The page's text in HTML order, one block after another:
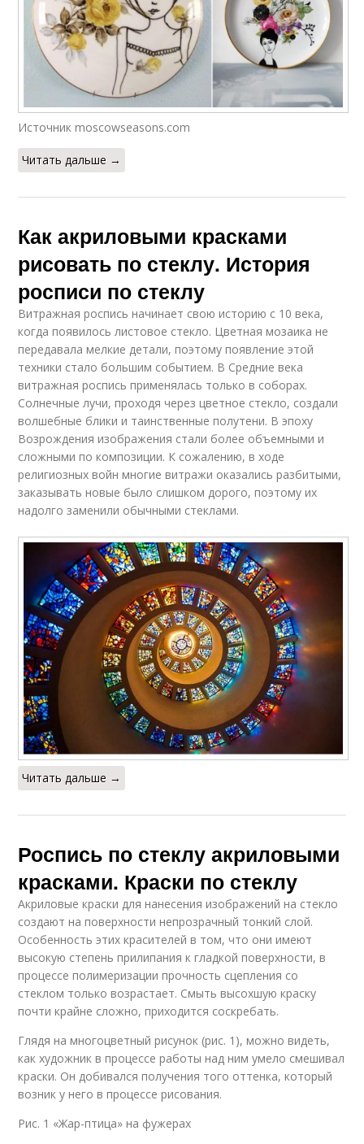
Источник moscowseasons.com
Читать дальше →
Как акриловыми красками
рисовать по стеклу. История
росписи по стеклу
Витражная роспись начинает свою историю с 10 века,
когда появилось листовое стекло. Цветная мозаика не
передавала мелкие детали, поэтому появление этой
техники стало большим событием. В Средние века
витражная роспись применялась только в соборах.
Солнечные лучи, проходя через цветное стекло, создали
волшебные блики и таинственные полутени. В эпоху
Возрождения изображения стали более объемными и
сложными по композиции. К сожалению, в ходе
религиозных войн многие витражи оказались разбитыми,
заказывать новые было слишком дорого, поэтому их
надолго заменили обычными стеклами.
Читать дальше →
Роспись по стеклу акриловыми
красками. Краски по стеклу
Акриловые краски для нанесения изображений на стекло
создают на поверхности непрозрачный тонкий слой.
Особенность этих красителей в том, что они имеют
высокую степень прилипания к гладкой поверхности, в
процессе полимеризации прочность сцепления со
стеклом только возрастает. Смыть высохшую краску
почти крайне сложно, приходится соскребать.
Глядя на многоцветный рисунок (рис. 1), можно видеть,
как художник в процессе работы над ним умело смешивал
краски. Он добивался получения того оттенка, который
возник у него в процессе рисования.
Рис. 1 «Жар-птица» на фужерах